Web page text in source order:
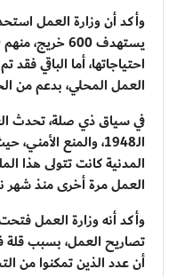
وأكد أن وزارة العمل
احتياجاتها، أما الباقي
العمل المحلي، بدعم من
في سياق ذي صلة، تحدث
الـ1948، والمنع
المدنية كانت تتولى هذا
العمل مرة أخرى منذ شهر
وأكد أنه وزارة العمل
تصاريح العمل، بسبب قلة
أن عدد الذين تمكنوا من